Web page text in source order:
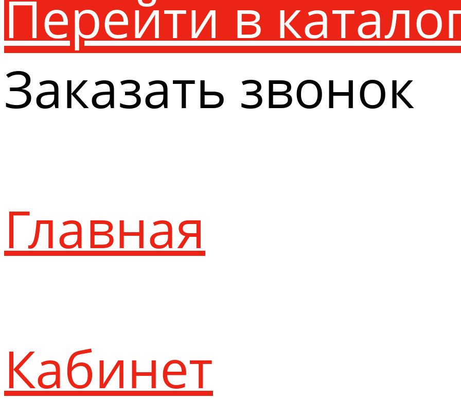
Перейти в
Заказать звонок
Главная
Кабинет